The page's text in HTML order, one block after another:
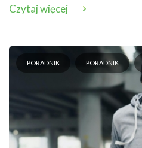
Czytaj więcej
PORADNIK PORADNIK